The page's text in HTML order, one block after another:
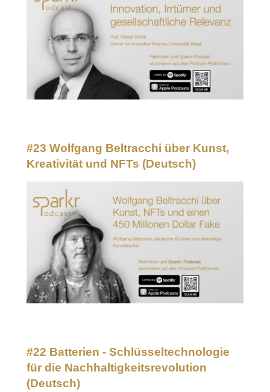
#23 Wolfgang Beltracchi über Kunst,
Kreativität und NFTs (Deutsch)
#22 Batterien - Schlüsseltechnologie
für die Nachhaltigkeitsrevolution
(Deutsch)